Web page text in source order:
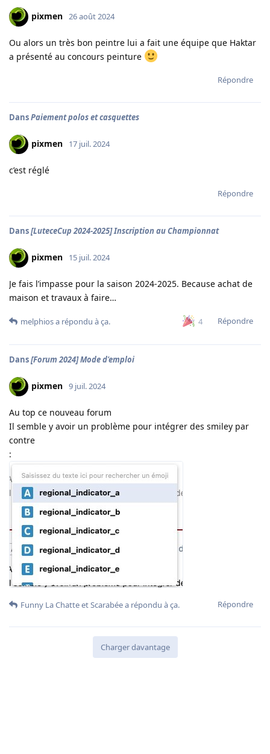
pixmen 26 août 2024
Ou alors un très bon peintre lui a fait une équipe que Haktar
a présenté au concours peinture
Répondre
DansPaiement polos et casquettes
pixmen 17 juil. 2024
c’est réglé
Répondre
Dans[LuteceCup 2024-2025] Inscription au Championnat
pixmen 15 juil. 2024
Je fais l’impasse pour la saison 2024-2025. Because achat de
maison et travaux à faire…
4 Répondre
melphiosa répondu à ça.
Dans[Forum 2024] Mode d'emploi
pixmen 9 juil. 2024
Au top ce nouveau forum
Il semble y avoir un problème pour intégrer des smiley par
contre
:
Répondre
Funny La ChatteetScarabéea répondu à ça.
Charger davantage